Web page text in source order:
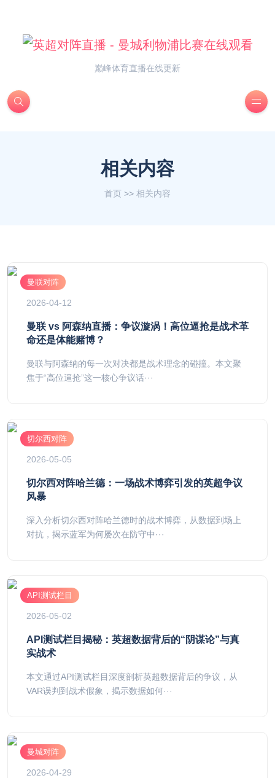
巅峰体育直播在线更新
相关内容
首页 >> 相关内容
曼联对阵
2026-04-12
曼联 vs 阿森纳直播：争议漩涡！高位逼抢是战术革
命还是体能赌博？
曼联与阿森纳的每一次对决都是战术理念的碰撞。本文聚
焦于“高位逼抢”这一核心争议话···
切尔西对阵
2026-05-05
切尔西对阵哈兰德：一场战术博弈引发的英超争议
风暴
深入分析切尔西对阵哈兰德时的战术博弈，从数据到场上
对抗，揭示蓝军为何屡次在防守中···
API测试栏目
2026-05-02
API测试栏目揭秘：英超数据背后的“阴谋论”与真
实战术
本文通过API测试栏目深度剖析英超数据背后的争议，从
VAR误判到战术假象，揭示数据如何···
曼城对阵
2026-04-29